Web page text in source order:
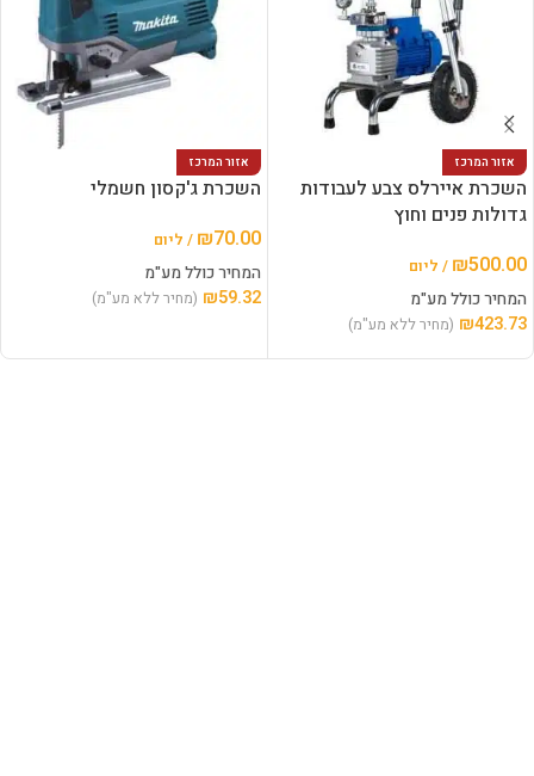
אזור המרכז
השכרת איירלס צבע לעבודות
גדולות פנים וחוץ
₪500.00 / ליום
המחיר כולל מע"מ
₪423.73 (מחיר ללא מע"מ)
אזור המרכז
השכרת ג'קסון חשמלי
₪70.00 / ליום
המחיר כולל מע"מ
₪59.32 (מחיר ללא מע"מ)